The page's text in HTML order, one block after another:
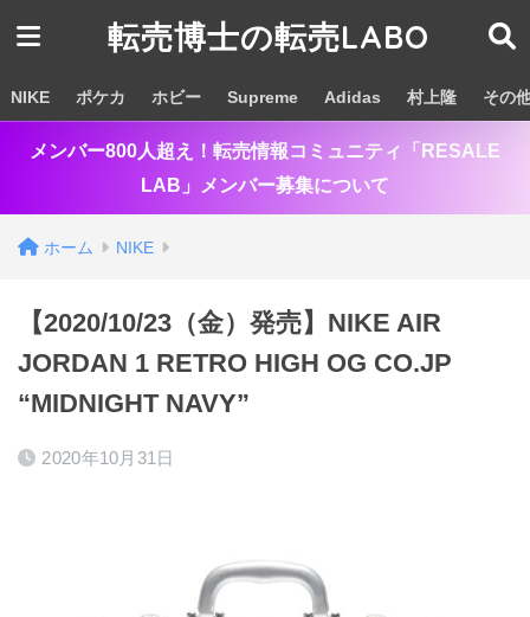
転売博士の転売LABO
NIKE ポケカ ホビー Supreme Adidas 村上隆 その
メンバー800人超え！転売情報コミュニティ「RESALE
LAB」メンバー募集について
ホーム NIKE
【2020/10/23（金）発売】NIKE AIR
JORDAN 1 RETRO HIGH OG CO.JP
“MIDNIGHT NAVY”
2020年10月31日